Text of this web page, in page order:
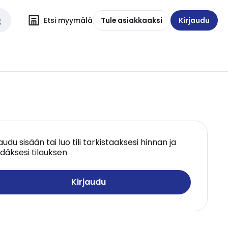
Etsi myymälä Tule asiakkaaksi Kirjaudu
sisään tai luo tili tarkistaaksesi hinnan ja
tilauksen
Kirjaudu